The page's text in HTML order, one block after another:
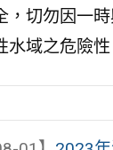
，切勿因一
水域之危險性